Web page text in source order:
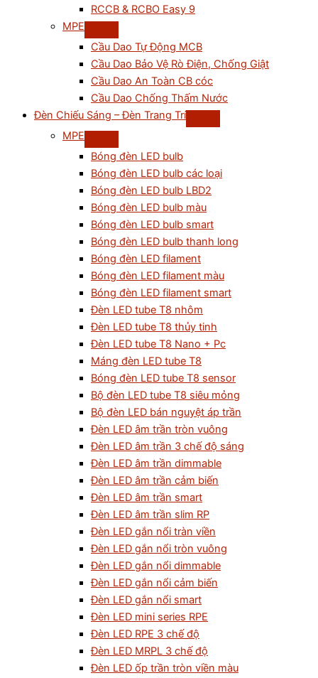
RCCB & RCBO Easy 9
MPE
Cầu Dao Tự Động MCB
Cầu Dao Bảo Vệ Rò Điện, Chống Giật
Cầu Dao An Toàn CB cóc
Cầu Dao Chống Thấm Nước
Đèn Chiếu Sáng – Đèn Trang Trí
MPE
Bóng đèn LED bulb
Bóng đèn LED bulb các loại
Bóng đèn LED bulb LBD2
Bóng đèn LED bulb màu
Bóng đèn LED bulb smart
Bóng đèn LED bulb thanh long
Bóng đèn LED filament
Bóng đèn LED filament màu
Bóng đèn LED filament smart
Đèn LED tube T8 nhôm
Đèn LED tube T8 thủy tinh
Đèn LED tube T8 Nano + Pc
Máng đèn LED tube T8
Bóng đèn LED tube T8 sensor
Bộ đèn LED tube T8 siêu mỏng
Bộ đèn LED bán nguyệt áp trần
Đèn LED âm trần tròn vuông
Đèn LED âm trần 3 chế độ sáng
Đèn LED âm trần dimmable
Đèn LED âm trần cảm biến
Đèn LED âm trần smart
Đèn LED âm trần slim RP
Đèn LED gắn nổi tràn viền
Đèn LED gắn nổi tròn vuông
Đèn LED gắn nổi dimmable
Đèn LED gắn nổi cảm biến
Đèn LED gắn nổi smart
Đèn LED mini series RPE
Đèn LED RPE 3 chế độ
Đèn LED MRPL 3 chế độ
Đèn LED ốp trần tròn viền màu